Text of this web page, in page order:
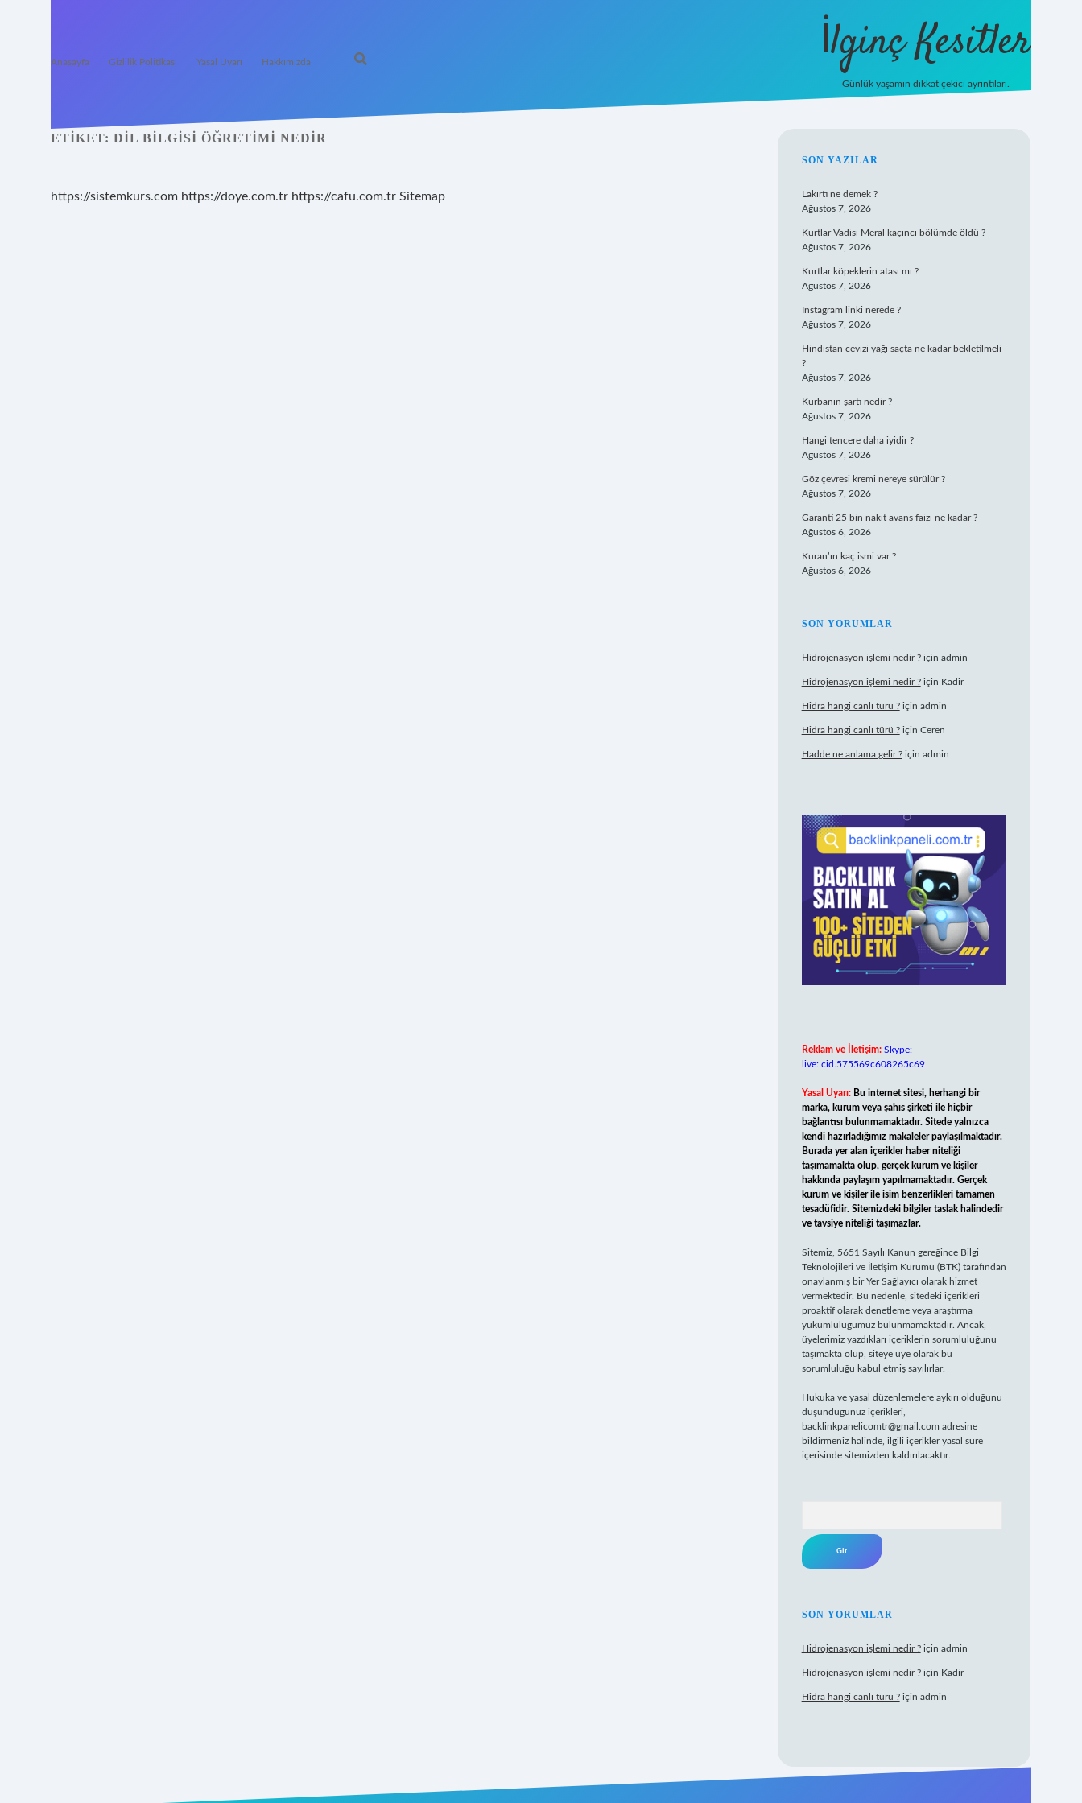
Anasayfa Gizlilik Politikası Yasal Uyarı Hakkımızda İlginç Kesitler
Günlük yaşamın dikkat çekici ayrıntıları.
ETIKET: DIL BILGISI ÖĞRETIMI NEDIR
https://sistemkurs.com https://doye.com.tr https://cafu.com.tr Sitemap
SIDEBAR
SON YAZILAR
Lakırtı ne demek ?
Ağustos 7, 2026
Kurtlar Vadisi Meral kaçıncı bölümde öldü ?
Ağustos 7, 2026
Kurtlar köpeklerin atası mı ?
Ağustos 7, 2026
Instagram linki nerede ?
Ağustos 7, 2026
Hindistan cevizi yağı saçta ne kadar bekletilmeli
?
Ağustos 7, 2026
Kurbanın şartı nedir ?
Ağustos 7, 2026
Hangi tencere daha iyidir ?
Ağustos 7, 2026
Göz çevresi kremi nereye sürülür ?
Ağustos 7, 2026
Garanti 25 bin nakit avans faizi ne kadar ?
Ağustos 6, 2026
Kuran’ın kaç ismi var ?
Ağustos 6, 2026
SON YORUMLAR
Hidrojenasyon işlemi nedir ?için admin
Hidrojenasyon işlemi nedir ?için Kadir
Hidra hangi canlı türü ?için admin
Hidra hangi canlı türü ?için Ceren
Hadde ne anlama gelir ?için admin
Reklam ve İletişim: Skype:
live:.cid.575569c608265c69
Yasal Uyarı: Bu internet sitesi, herhangi bir
marka, kurum veya şahıs şirketi ile hiçbir
bağlantısı bulunmamaktadır. Sitede yalnızca
kendi hazırladığımız makaleler paylaşılmaktadır.
Burada yer alan içerikler haber niteliği
taşımamakta olup, gerçek kurum ve kişiler
hakkında paylaşım yapılmamaktadır. Gerçek
kurum ve kişiler ile isim benzerlikleri tamamen
tesadüfidir. Sitemizdeki bilgiler taslak halindedir
ve tavsiye niteliği taşımazlar.
Sitemiz, 5651 Sayılı Kanun gereğince Bilgi
Teknolojileri ve İletişim Kurumu (BTK) tarafından
onaylanmış bir Yer Sağlayıcı olarak hizmet
vermektedir. Bu nedenle, sitedeki içerikleri
proaktif olarak denetleme veya araştırma
yükümlülüğümüz bulunmamaktadır. Ancak,
üyelerimiz yazdıkları içeriklerin sorumluluğunu
taşımakta olup, siteye üye olarak bu
sorumluluğu kabul etmiş sayılırlar.
Hukuka ve yasal düzenlemelere aykırı olduğunu
düşündüğünüz içerikleri,
backlinkpanelicomtr@gmail.com adresine
bildirmeniz halinde, ilgili içerikler yasal süre
içerisinde sitemizden kaldırılacaktır.
SON YORUMLAR
Hidrojenasyon işlemi nedir ?için admin
Hidrojenasyon işlemi nedir ?için Kadir
Hidra hangi canlı türü ?için admin